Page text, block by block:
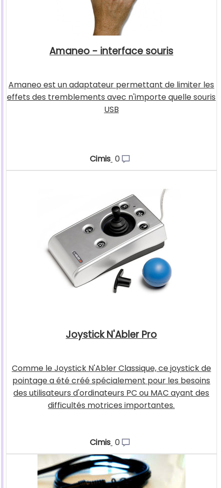
Amaneo - interface souris
Amaneo est un adaptateur permettant de limiter les
effets des tremblements avec n'importe quelle souris
USB
Cimis 0
Joystick N'Abler Pro
Comme le Joystick N'Abler Classique, ce joystick de
pointage a été créé spécialement pour les besoins
des utilisateurs d'ordinateurs PC ou MAC ayant des
difficultés motrices importantes.
Cimis 0